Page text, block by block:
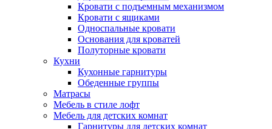
Кровати с подъемным механизмом
Кровати с ящиками
Односпальные кровати
Основания для кроватей
Полуторные кровати
Кухни
Кухонные гарнитуры
Обеденные группы
Матрасы
Мебель в стиле лофт
Мебель для детских комнат
Гарнитуры для детских комнат